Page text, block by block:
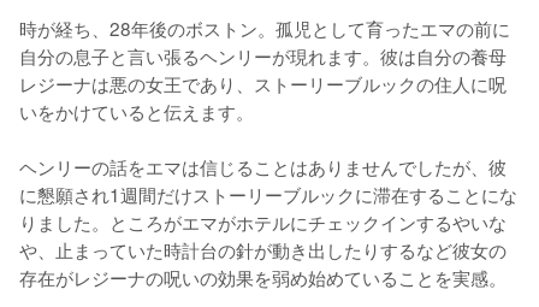
時が経ち、28年後のボストン。孤児として育ったエマの前に
自分の息子と言い張るヘンリーが現れます。彼は自分の養母
レジーナは悪の女王であり、ストーリーブルックの住人に呪
いをかけていると伝えます。
ヘンリーの話をエマは信じることはありませんでしたが、彼
に懇願され1週間だけストーリーブルックに滞在することにな
りました。ところがエマがホテルにチェックインするやいな
や、止まっていた時計台の針が動き出したりするなど彼女の
存在がレジーナの呪いの効果を弱め始めていることを実感。